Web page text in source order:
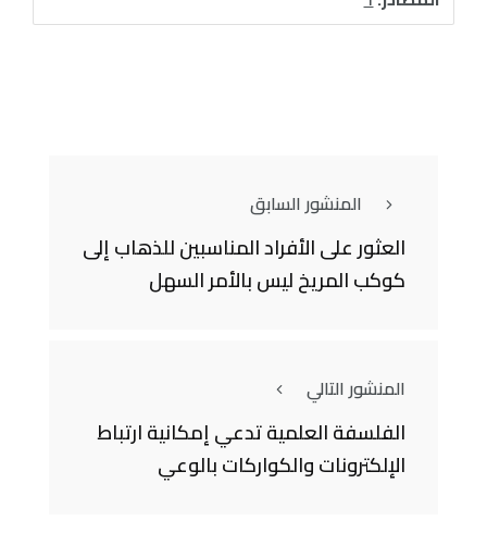
المنشور السابق
العثور على الأفراد المناسبين للذهاب إلى
كوكب المريخ ليس بالأمر السهل
المنشور التالي
الفلسفة العلمية تدعي إمكانية ارتباط
الإلكترونات والكواركات بالوعي